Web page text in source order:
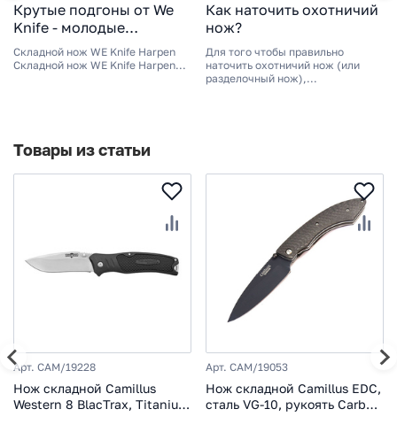
Крутые подгоны от We
Knife - молодые
дизайнеры, смелые
решения, мозаичный
Складной нож WE Knife Harpen
Складной нож WE Knife Harpen...
Как наточить охотничий
нож?
Для того чтобы правильно
наточить охотничий нож (или
разделочный нож),...
Товары из статьи
Арт. CAM/19228
Нож складной Camillus
Western 8 BlacTrax, Titanium
Арт. CAM/19053
Нож складной Camillus EDC,
сталь VG-10, рукоять Carbon